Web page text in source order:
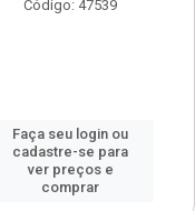
Código: 47539
Faça seu login ou
cadastre-se para
ver preços e
comprar